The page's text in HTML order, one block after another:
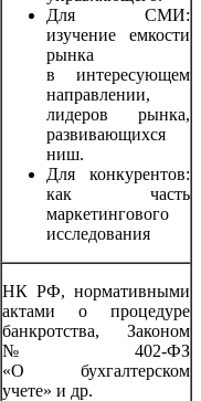
Для СМИ:
изучение емкости
рынка
в интересующем
направлении,
лидеров рынка,
развивающихся
ниш.
Для конкурентов:
как часть
маркетингового
исследования
НК РФ, нормативными
актами о процедуре
банкротства, Законом
№ 402-ФЗ
«О бухгалтерском
учете» и др.